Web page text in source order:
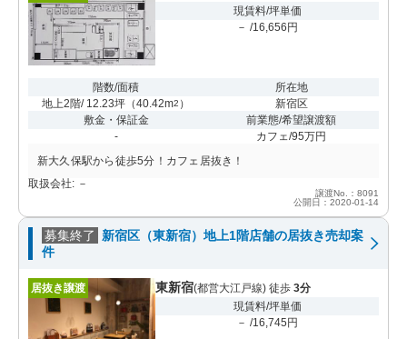
現賃料/坪単価
－ /16,656円
階数/面積
地上2階/ 12.23坪 （40.42m2 ）
所在地
新宿区
敷金・保証金
-
前業態/希望譲渡額
カフェ/95万円
新大久保駅から徒歩5分！カフェ居抜き！
取扱会社: －
譲渡No.：8091
公開日：2020-01-14
募集終了
新宿区（東新宿）地上1階店舗の居抜き売却案
件
居抜き譲渡 東新宿(都営大江戸線) 徒歩 3分
現賃料/坪単価
－ /16,745円